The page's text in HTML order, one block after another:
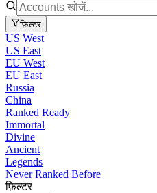
फ़िल्टर
US West
US East
EU West
EU East
Russia
China
Ranked Ready
Immortal
Divine
Ancient
Legends
Never Ranked Before
फ़िल्टर